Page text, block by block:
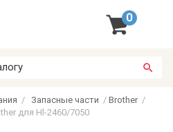
0
/ Запасные части / Brother/
для Hl-2460/7050